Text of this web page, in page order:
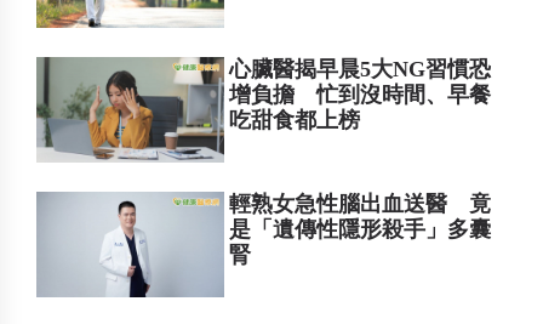
心臟醫揭早晨5大NG習慣恐
增負擔 忙到沒時間、早餐
吃甜食都上榜
輕熟女急性腦出血送醫 竟
是「遺傳性隱形殺手」多囊
腎